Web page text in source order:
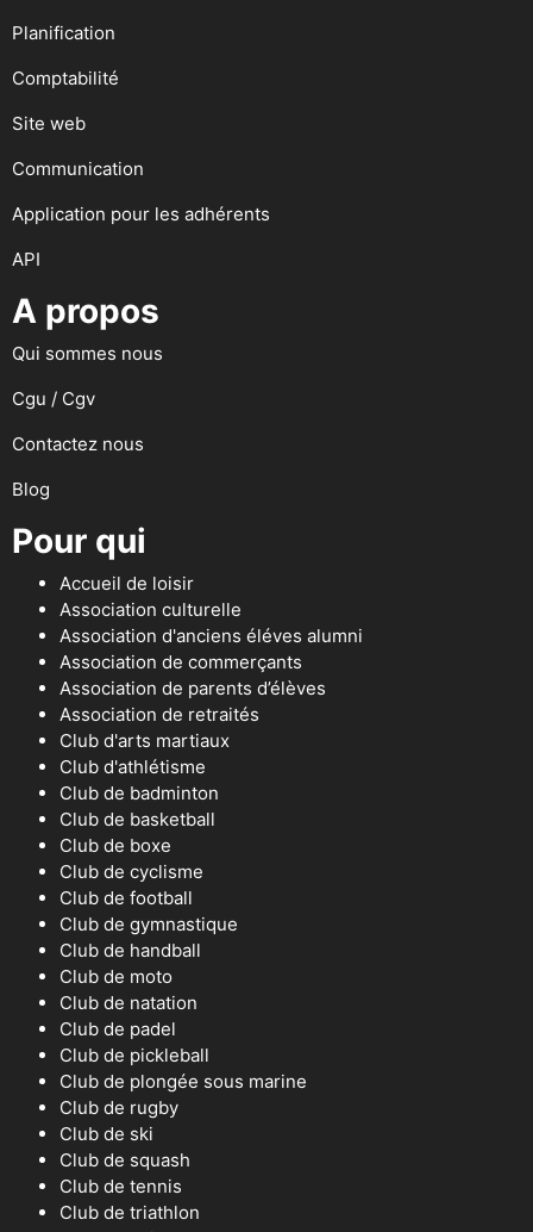
Planification
Comptabilité
Site web
Communication
Application pour les adhérents
API
A propos
Qui sommes nous
Cgu / Cgv
Contactez nous
Blog
Pour qui
Accueil de loisir
Association culturelle
Association d'anciens éléves alumni
Association de commerçants
Association de parents d’élèves
Association de retraités
Club d'arts martiaux
Club d'athlétisme
Club de badminton
Club de basketball
Club de boxe
Club de cyclisme
Club de football
Club de gymnastique
Club de handball
Club de moto
Club de natation
Club de padel
Club de pickleball
Club de plongée sous marine
Club de rugby
Club de ski
Club de squash
Club de tennis
Club de triathlon